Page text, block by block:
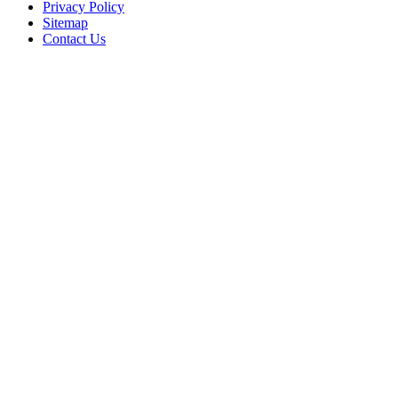
Privacy Policy
Sitemap
Contact Us